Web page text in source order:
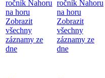
ročník Nahoru
na horu
Zobrazit
všechny
záznamy ze
dne
ročník Nahoru
na horu
Zobrazit
všechny
záznamy ze
dne